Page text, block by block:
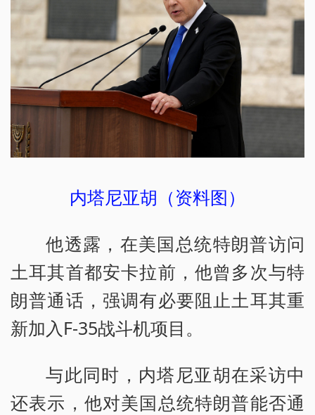
内塔尼亚胡（资料图）
他透露，在美国总统特朗普访问
土耳其首都安卡拉前，他曾多次与特
朗普通话，强调有必要阻止土耳其重
新加入F-35战斗机项目。
与此同时，内塔尼亚胡在采访中
还表示，他对美国总统特朗普能否通